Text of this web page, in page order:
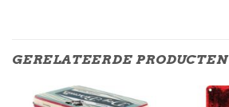
GERELATEERDE PRODUCTEN